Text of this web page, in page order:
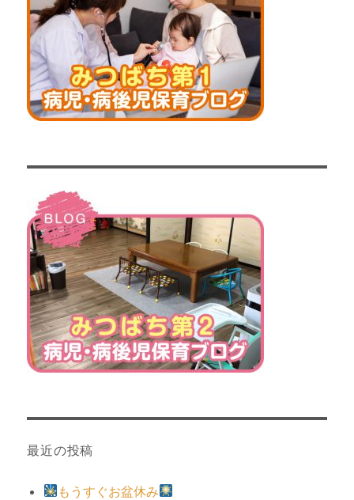
最近の投稿
もうすぐお盆休み